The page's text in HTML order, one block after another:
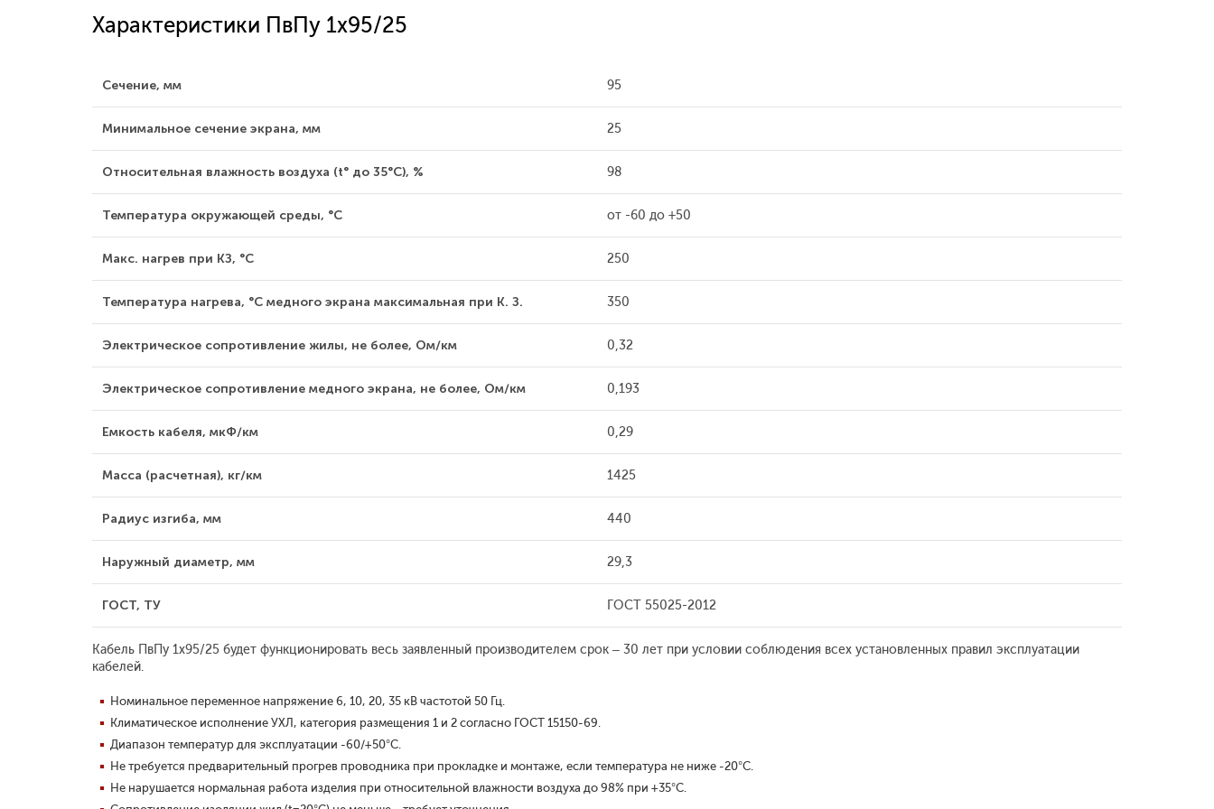
Характеристики ПвПу 1x95/25
Сечение, мм 95
Минимальное сечение экрана, мм 25
Относительная влажность воздуха (t° до 35°С), % 98
Температура окружающей среды, °С от -60 до +50
Макс. нагрев при КЗ, °С 250
Температура нагрева, °С медного экрана максимальная при К. З. 350
Электрическое сопротивление жилы, не более, Ом/км 0,32
Электрическое сопротивление медного экрана, не более, Ом/км 0,193
Емкость кабеля, мкФ/км 0,29
Масса (расчетная), кг/км 1425
Радиус изгиба, мм 440
Наружный диаметр, мм 29,3
ГОСТ, ТУ ГОСТ 55025-2012
Кабель ПвПу 1x95/25 будет функционировать весь заявленный производителем срок – 30 лет при условии соблюдения всех установленных правил эксплуатации
кабелей.
Номинальное переменное напряжение 6, 10, 20, 35 кВ частотой 50 Гц.
Климатическое исполнение УХЛ, категория размещения 1 и 2 согласно ГОСТ 15150-69.
Диапазон температур для эксплуатации -60/+50°С.
Не требуется предварительный прогрев проводника при прокладке и монтаже, если температура не ниже -20°С.
Не нарушается нормальная работа изделия при относительной влажности воздуха до 98% при +35°С.